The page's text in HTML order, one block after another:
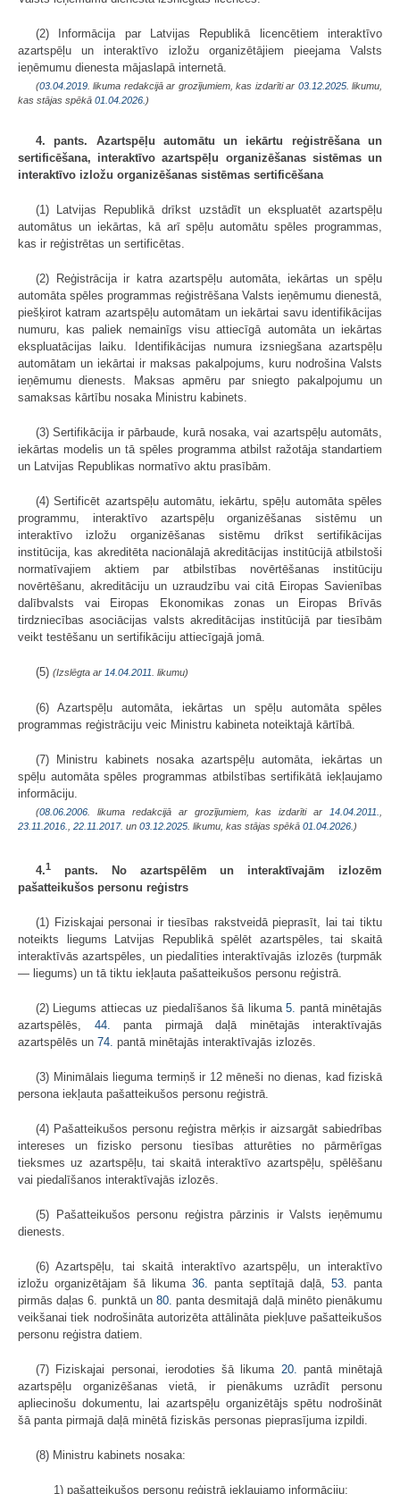
(2) Informācija par Latvijas Republikā licencētiem interaktīvo
azartspēļu un interaktīvo izložu organizētājiem pieejama Valsts
ieņēmumu dienesta mājaslapā internetā.
(03.04.2019 . likuma redakcijā ar grozījumiem, kas izdarīti ar 03.12.2025. likumu,
kas stājas spēkā 01.04.2026. )
4. pants. Azartspēļu automātu un iekārtu reģistrēšana un
sertificēšana, interaktīvo azartspēļu organizēšanas sistēmas un
interaktīvo izložu organizēšanas sistēmas sertificēšana
(1) Latvijas Republikā drīkst uzstādīt un ekspluatēt azartspēļu
automātus un iekārtas, kā arī spēļu automātu spēles programmas,
kas ir reģistrētas un sertificētas.
(2) Reģistrācija ir katra azartspēļu automāta, iekārtas un spēļu
automāta spēles programmas reģistrēšana Valsts ieņēmumu dienestā,
piešķirot katram azartspēļu automātam un iekārtai savu identifikācijas
numuru, kas paliek nemainīgs visu attiecīgā automāta un iekārtas
ekspluatācijas laiku. Identifikācijas numura izsniegšana azartspēļu
automātam un iekārtai ir maksas pakalpojums, kuru nodrošina Valsts
ieņēmumu dienests. Maksas apmēru par sniegto pakalpojumu un
samaksas kārtību nosaka Ministru kabinets.
(3) Sertifikācija ir pārbaude, kurā nosaka, vai azartspēļu automāts,
iekārtas modelis un tā spēles programma atbilst ražotāja standartiem
un Latvijas Republikas normatīvo aktu prasībām.
(4) Sertificēt azartspēļu automātu, iekārtu, spēļu automāta spēles
programmu, interaktīvo azartspēļu organizēšanas sistēmu un
interaktīvo izložu organizēšanas sistēmu drīkst sertifikācijas
institūcija, kas akreditēta nacionālajā akreditācijas institūcijā atbilstoši
normatīvajiem aktiem par atbilstības novērtēšanas institūciju
novērtēšanu, akreditāciju un uzraudzību vai citā Eiropas Savienības
dalībvalsts vai Eiropas Ekonomikas zonas un Eiropas Brīvās
tirdzniecības asociācijas valsts akreditācijas institūcijā par tiesībām
veikt testēšanu un sertifikāciju attiecīgajā jomā.
(5) (Izslēgta ar 14.04.2011 . likumu)
(6) Azartspēļu automāta, iekārtas un spēļu automāta spēles
programmas reģistrāciju veic Ministru kabineta noteiktajā kārtībā.
(7) Ministru kabinets nosaka azartspēļu automāta, iekārtas un
spēļu automāta spēles programmas atbilstības sertifikātā iekļaujamo
informāciju.
(08.06.2006 . likuma redakcijā ar grozījumiem, kas izdarīti ar 14.04.2011.
23.11.2016.
22.11.2017. un 03.12.2025 . likumu, kas stājas spēkā 01.04.2026. )
4.1
pants. No azartspēlēm un interaktīvajām izlozēm
pašatteikušos personu reģistrs
(1) Fiziskajai personai ir tiesības rakstveidā pieprasīt, lai tai tiktu
noteikts liegums Latvijas Republikā spēlēt azartspēles, tai skaitā
interaktīvās azartspēles, un piedalīties interaktīvajās izlozēs (turpmāk
— liegums) un tā tiktu iekļauta pašatteikušos personu reģistrā.
(2) Liegums attiecas uz piedalīšanos šā likuma5. pantā minētajās
azartspēlēs, 44. panta pirmajā daļā minētajās interaktīvajās
azartspēlēs un 74. pantā minētajās interaktīvajās izlozēs.
(3) Minimālais lieguma termiņš ir 12 mēneši no dienas, kad fiziskā
persona iekļauta pašatteikušos personu reģistrā.
(4) Pašatteikušos personu reģistra mērķis ir aizsargāt sabiedrības
intereses un fizisko personu tiesības atturēties no pārmērīgas
tieksmes uz azartspēļu, tai skaitā interaktīvo azartspēļu, spēlēšanu
vai piedalīšanos interaktīvajās izlozēs.
(5) Pašatteikušos personu reģistra pārzinis ir Valsts ieņēmumu
dienests.
(6) Azartspēļu, tai skaitā interaktīvo azartspēļu, un interaktīvo
izložu organizētājam šā likuma 36. panta septītajā daļā, 53. panta
pirmās daļas 6. punktā un 80. panta desmitajā daļā minēto pienākumu
veikšanai tiek nodrošināta autorizēta attālināta piekļuve pašatteikušos
personu reģistra datiem.
(7) Fiziskajai personai, ierodoties šā likuma 20. pantā minētajā
azartspēļu organizēšanas vietā, ir pienākums uzrādīt personu
apliecinošu dokumentu, lai azartspēļu organizētājs spētu nodrošināt
šā panta pirmajā daļā minētā fiziskās personas pieprasījuma izpildi.
(8) Ministru kabinets nosaka:
1) pašatteikušos personu reģistrā iekļaujamo informāciju;